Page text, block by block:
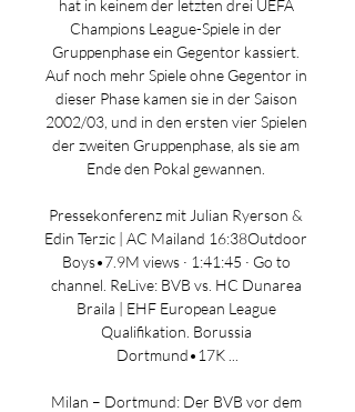
hat in keinem der letzten drei UEFA
Champions League-Spiele in der
Gruppenphase ein Gegentor kassiert.
Auf noch mehr Spiele ohne Gegentor in
dieser Phase kamen sie in der Saison
2002/03, und in den ersten vier Spielen
der zweiten Gruppenphase, als sie am
Ende den Pokal gewannen.
Pressekonferenz mit Julian Ryerson &
Edin Terzic | AC Mailand 16:38Outdoor
Boys•7.9M views · 1:41:45 · Go to
channel. ReLive: BVB vs. HC Dunarea
Braila | EHF European League
Qualifikation. Borussia
Dortmund•17K ...
Milan – Dortmund: Der BVB vor dem